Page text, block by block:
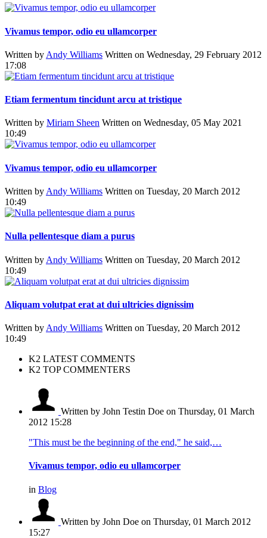
Vivamus tempor, odio eu ullamcorper
Written by Andy Williams Written on Wednesday, 29 February 2012
17:08
Etiam fermentum tincidunt arcu at tristique
Written by Miriam Sheen Written on Wednesday, 05 May 2021
10:49
Vivamus tempor, odio eu ullamcorper
Written by Andy Williams Written on Tuesday, 20 March 2012
10:49
Nulla pellentesque diam a purus
Written by Andy Williams Written on Tuesday, 20 March 2012
10:49
Aliquam volutpat erat at dui ultricies dignissim
Written by Andy Williams Written on Tuesday, 20 March 2012
10:49
K2 LATEST COMMENTS
K2 TOP COMMENTERS
Written by John Testin Doe on Thursday, 01 March
2012 15:28
"This must be the beginning of the end," he said,…
Vivamus tempor, odio eu ullamcorper
in Blog
Written by John Doe on Thursday, 01 March 2012
15:27